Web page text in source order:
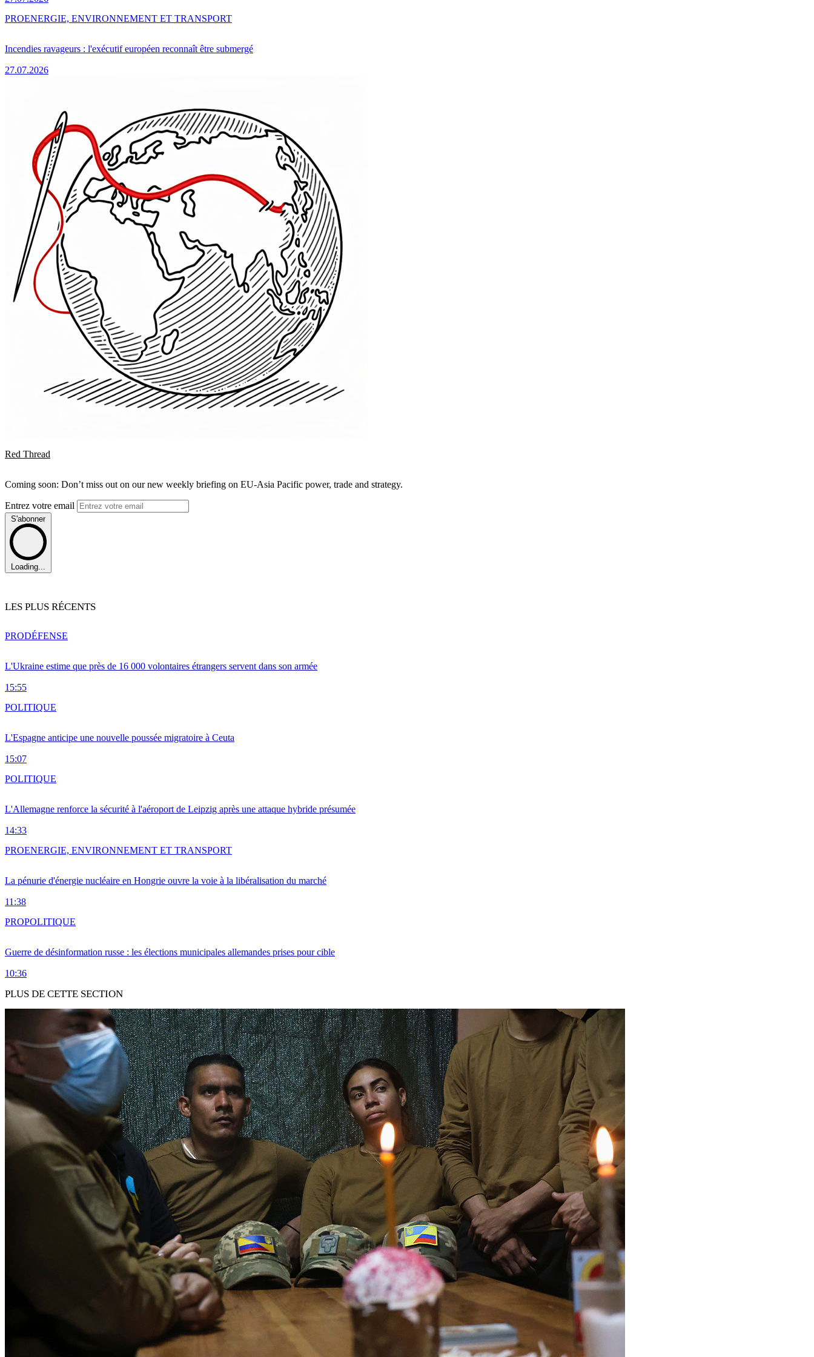
Incendies ravageurs : l'exécutif européen reconnaît être submergé
27.07.2026
PROENERGIE, ENVIRONNEMENT ET TRANSPORT
Red Thread
Coming soon: Don’t miss out on our new weekly briefing on EU-Asia Pacific power, trade and strategy.
Entrez votre email
S'abonner
Loading...
LES PLUS RÉCENTS
L'Ukraine estime que près de 16 000 volontaires étrangers servent dans son armée
15:55
PRODÉFENSE
L'Espagne anticipe une nouvelle poussée migratoire à Ceuta
15:07
POLITIQUE
L'Allemagne renforce la sécurité à l'aéroport de Leipzig après une attaque hybride présumée
14:33
POLITIQUE
La pénurie d'énergie nucléaire en Hongrie ouvre la voie à la libéralisation du marché
11:38
PROENERGIE, ENVIRONNEMENT ET TRANSPORT
Guerre de désinformation russe : les élections municipales allemandes prises pour cible
10:36
PROPOLITIQUE
PLUS DE CETTE SECTION